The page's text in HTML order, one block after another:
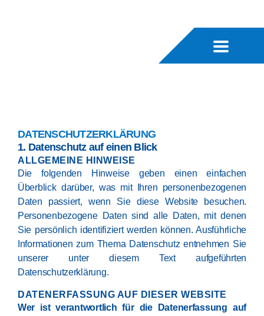
DATENSCHUTZERKLÄRUNG
1. Datenschutz auf einen Blick
ALLGEMEINE HINWEISE
Die folgenden Hinweise geben einen einfachen
Überblick darüber, was mit Ihren personenbezogenen
Daten passiert, wenn Sie diese Website besuchen.
Personenbezogene Daten sind alle Daten, mit denen
Sie persönlich identifiziert werden können. Ausführliche
Informationen zum Thema Datenschutz entnehmen Sie
unserer unter diesem Text aufgeführten
Datenschutzerklärung.
DATENERFASSUNG AUF DIESER WEBSITE
Wer ist verantwortlich für die Datenerfassung auf